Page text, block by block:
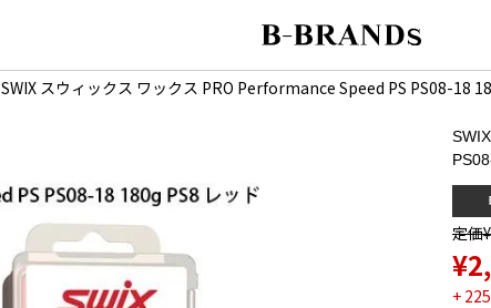
SWIX スウィックス ワックス PRO Performance Speed PS PS08-18
定価¥
¥
+ 225